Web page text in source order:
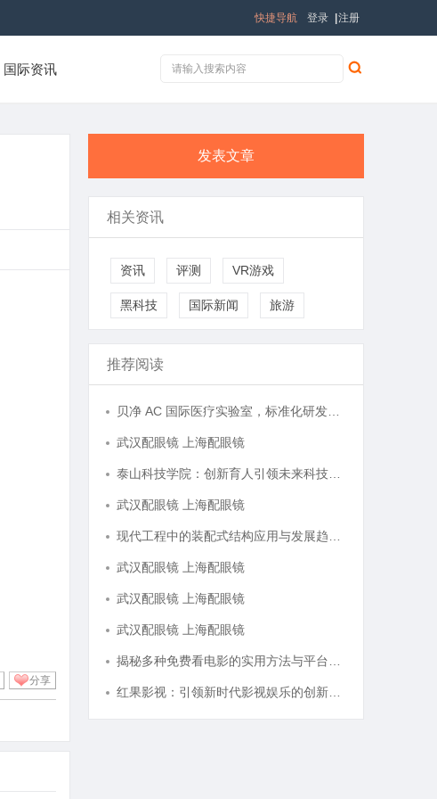
登录 注册
快捷导航
国际资讯
分享
发表文章
相关资讯
资讯 评测 VR游戏
黑科技 国际新闻 旅游
推荐阅读
武汉配眼镜 上海配眼镜
武汉配眼镜 上海配眼镜
武汉配眼镜 上海配眼镜
武汉配眼镜 上海配眼镜
武汉配眼镜 上海配眼镜